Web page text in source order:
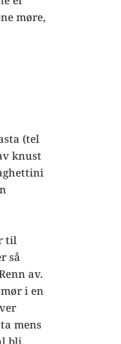
møre,
(tel
knust
til
så
av.
i en
mens